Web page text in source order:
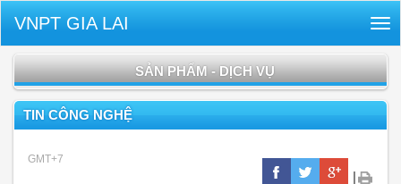
VNPT GIA LAI
SẢN PHẨM - DỊCH VỤ
TIN CÔNG NGHỆ
GMT+7
|